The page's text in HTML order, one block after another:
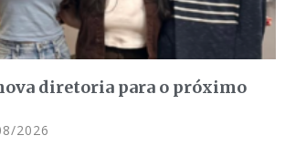
diretoria para o próximo
2026